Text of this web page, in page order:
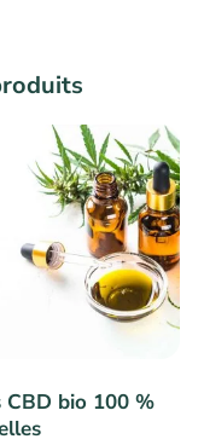
CBD bio 100 %